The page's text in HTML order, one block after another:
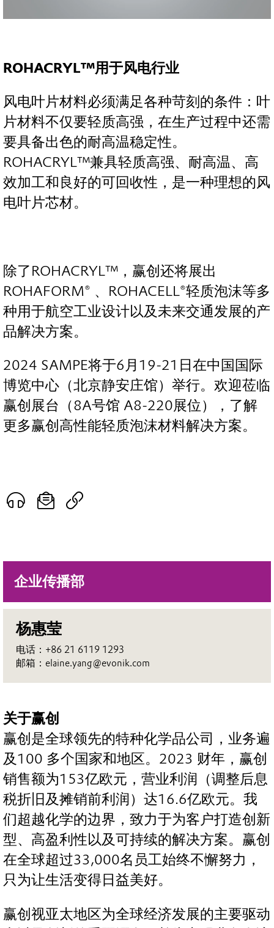
企业传播部
杨惠莹
电话：+86 21 6119 1293
邮箱：elaine.yang@evonik.com
ROHACRYL™用于风电行业
风电叶片材料必须满足各种苛刻的条件：叶
片材料不仅要轻质高强，在生产过程中还需
要具备出色的耐高温稳定性。
ROHACRYL™兼具轻质高强、耐高温、高
效加工和良好的可回收性，是一种理想的风
电叶片芯材。
除了ROHACRYL™，赢创还将展出
ROHAFORM® 、ROHACELL®轻质泡沫等多
种用于航空工业设计以及未来交通发展的产
品解决方案。
2024 SAMPE将于6月19-21日在中国国际
博览中心（北京静安庄馆）举行。欢迎莅临
赢创展台（8A号馆 A8-220展位），了解
更多赢创高性能轻质泡沫材料解决方案。
关于赢创
赢创是全球领先的特种化学品公司，业务遍
及100 多个国家和地区。2023 财年，赢创
销售额为153亿欧元，营业利润（调整后息
税折旧及摊销前利润）达16.6亿欧元。我
们超越化学的边界，致力于为客户打造创新
型、高盈利性以及可持续的解决方案。赢创
在全球超过33,000名员工始终不懈努力，
只为让生活变得日益美好。
赢创视亚太地区为全球经济发展的主要驱动